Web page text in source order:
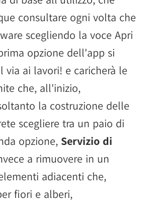
consultare ogni volta che
scegliendo la voce Apri
opzione dell'app si
via ai lavori! e caricherà le
che, all'inizio,
la costruzione delle
scegliere tra un paio di
opzione, Servizio di
a rimuovere in un
adiacenti che,
fiori e alberi,